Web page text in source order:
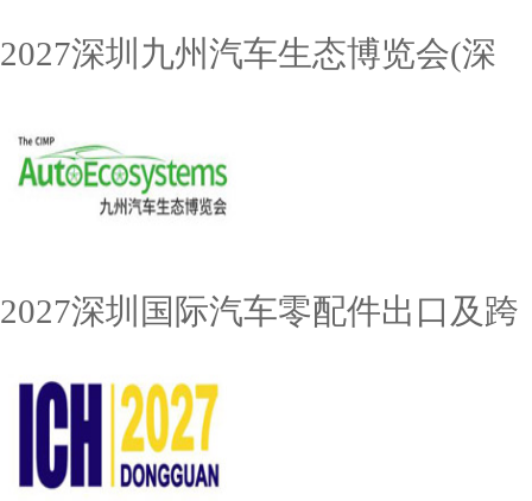
2027深圳九州汽车生态博览会(深
2027深圳国际汽车零配件出口及跨